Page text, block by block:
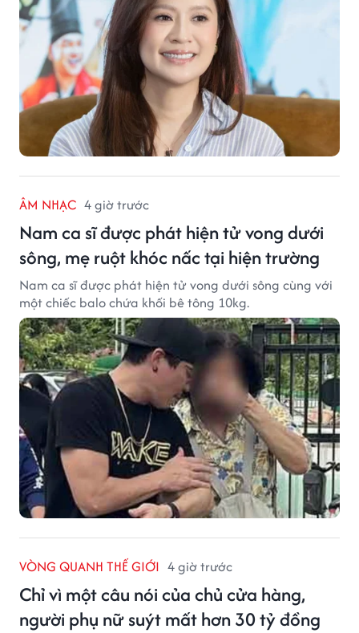
ÂM NHẠC 4 giờ trước
Nam ca sĩ được phát hiện tử vong dưới
sông, mẹ ruột khóc nấc tại hiện trường
Nam ca sĩ được phát hiện tử vong dưới sông cùng với
một chiếc balo chứa khối bê tông 10kg.
VÒNG QUANH THẾ GIỚI 4 giờ trước
Chỉ vì một câu nói của chủ cửa hàng,
người phụ nữ suýt mất hơn 30 tỷ đồng